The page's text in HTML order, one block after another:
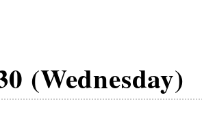
(Wednesday)